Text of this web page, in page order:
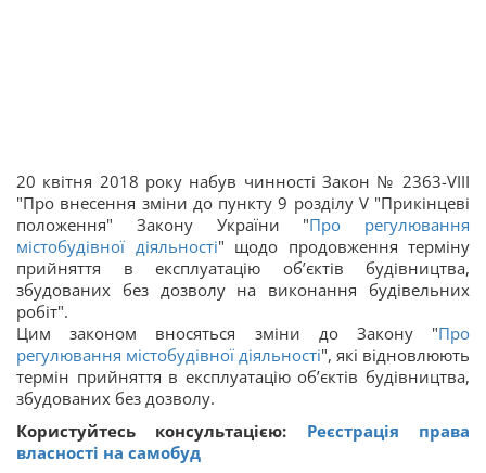
20 квітня 2018 року набув чинності Закон № 2363-VIII
"Про внесення зміни до пункту 9 розділу V "Прикінцеві
положення" Закону України "Про регулювання
містобудівної діяльності" щодо продовження терміну
прийняття в експлуатацію об’єктів будівництва,
збудованих без дозволу на виконання будівельних
робіт".
Цим законом вносяться зміни до Закону "Про
регулювання містобудівної діяльності", які відновлюють
термін прийняття в експлуатацію об’єктів будівництва,
збудованих без дозволу.
Користуйтесь консультацією: Реєстрація права
власності на самобуд